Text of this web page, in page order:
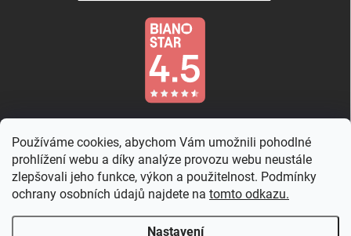
Používáme cookies, abychom Vám umožnili pohodlné
prohlížení webu a díky analýze provozu webu neustále
zlepšovali jeho funkce, výkon a použitelnost. Podmínky
ochrany osobních údajů najdete na tomto odkazu.
Nastavení